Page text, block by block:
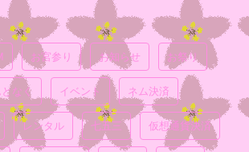
お宮参り お知らせ お祭り
なく イベント ネム決済
レンタル 七五三 仮想通貨決済